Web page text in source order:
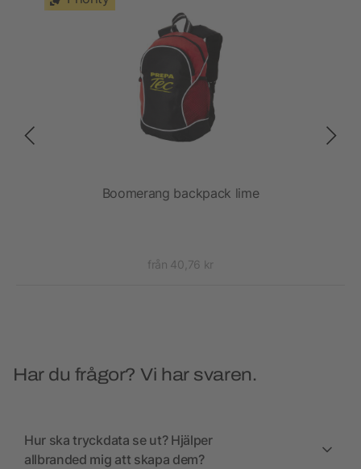
Boomerang backpack lime
från 40,76 kr
Har du frågor? Vi har svaren.
Hur ska tryckdata se ut? Hjälper
allbranded mig att skapa dem?